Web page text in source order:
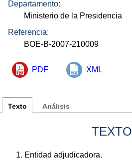
Departamento:
Ministerio de la Presidencia
Referencia:
BOE-B-2007-210009
PDF XML
Texto
TEXTO
1. Entidad adjudicadora.
Análisis